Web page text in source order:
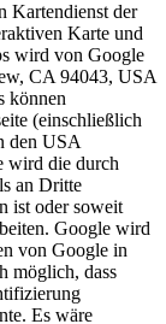
Kartendienst der
Karte und
wird von Google
CA 94043, USA
können
(einschließlich
den USA
wird die durch
an Dritte
ist oder soweit
Google wird
von Google in
möglich, dass
Es wäre